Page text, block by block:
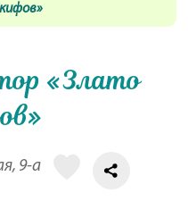
«Злато
9-а